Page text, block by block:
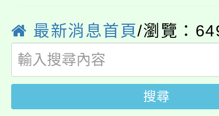
生本土語及新住民語歌
公告本校115學年度第
代理(課)教師甄選結果(
公告本校115學年度第
代理(課)教師甄選結果(
轉知中國文化大學推廣
《TA101》溝通分析基
轉知苗栗縣政府辦理
最新消息首頁/瀏覽：
搜尋